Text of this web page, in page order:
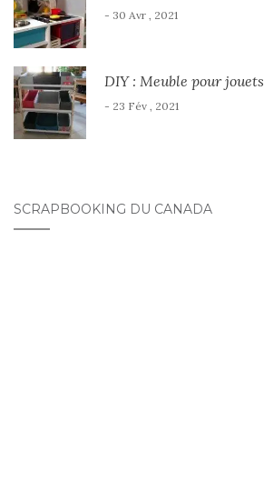
- 30 Avr , 2021
DIY : Meuble pour jouets
- 23 Fév , 2021
SCRAPBOOKING DU CANADA